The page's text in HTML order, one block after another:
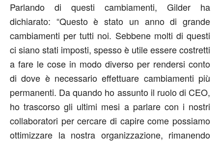
Parlando di questi cambiamenti, Gilder ha
dichiarato: “Questo è stato un anno di grande
cambiamenti per tutti noi. Sebbene molti di questi
ci siano stati imposti, spesso è utile essere costretti
a fare le cose in modo diverso per rendersi conto
di dove è necessario effettuare cambiamenti più
permanenti. Da quando ho assunto il ruolo di CEO,
ho trascorso gli ultimi mesi a parlare con i nostri
collaboratori per cercare di capire come possiamo
ottimizzare la nostra organizzazione, rimanendo